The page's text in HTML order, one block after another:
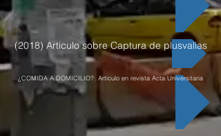
(2018) Articulo sobre Captura de plusvalias
¿COMIDA A DOMICILIO?: Artículo en revista Acta Universitaria